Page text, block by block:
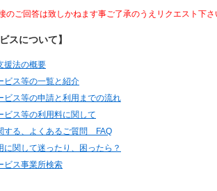
のご回答は致しかねます事ご了承のうえリクエスト下さ
スについて】
援法の概要
ビス等の一覧と紹介
ビス等の申請と利用までの流れ
ビス等の利用料に関して
する、よくあるご質問 FAQ
に関して迷ったり、困ったら？
ビス事業所検索